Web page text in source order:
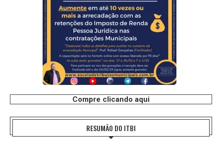
Compre clicando aqui
RESUMÃO DO ITBI